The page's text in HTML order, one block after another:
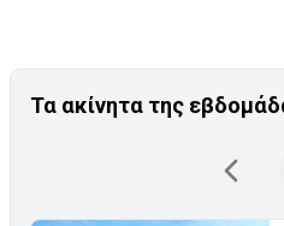
Τα ακίνητα της